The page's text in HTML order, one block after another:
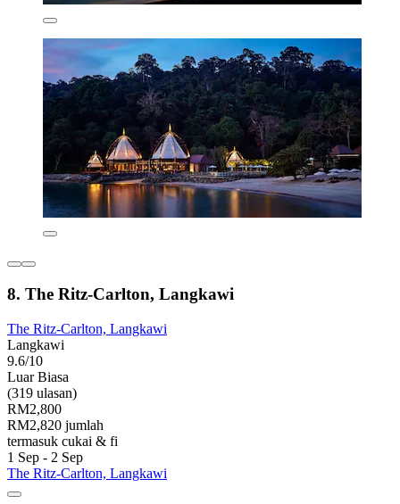
8. The Ritz-Carlton, Langkawi
The Ritz-Carlton, Langkawi
Langkawi
9.6/10
Luar Biasa
(319 ulasan)
RM2,800
RM2,820 jumlah
termasuk cukai & fi
1 Sep - 2 Sep
The Ritz-Carlton, Langkawi